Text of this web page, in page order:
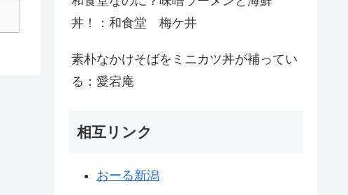
丼！：和食堂 梅ケ井
素朴なかけそばをミニカツ丼が補ってい
る：愛宕庵
相互リンク
おーる新潟